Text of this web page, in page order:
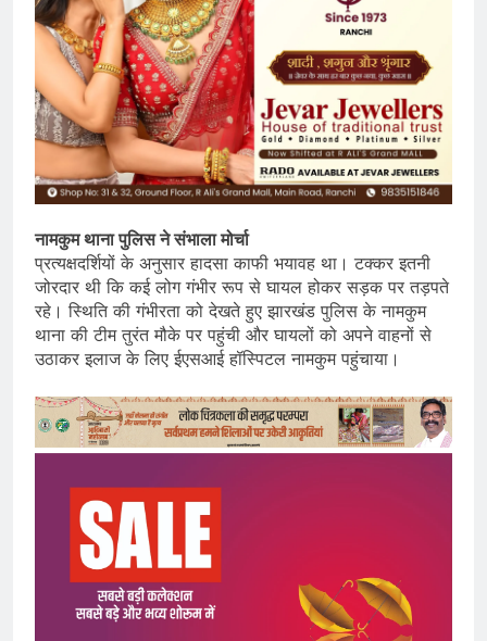
नामकुम थाना पुलिस ने संभाला मोर्चा
प्रत्यक्षदर्शियों के अनुसार हादसा काफी भयावह था। टक्कर इतनी
जोरदार थी कि कई लोग गंभीर रूप से घायल होकर सड़क पर तड़पते
रहे। स्थिति की गंभीरता को देखते हुए झारखंड पुलिस के नामकुम
थाना की टीम तुरंत मौके पर पहुंची और घायलों को अपने वाहनों से
उठाकर इलाज के लिए ईएसआई हॉस्पिटल नामकुम पहुंचाया।